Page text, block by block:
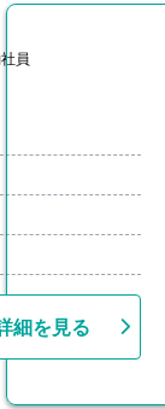
員
）
以上
細を見る